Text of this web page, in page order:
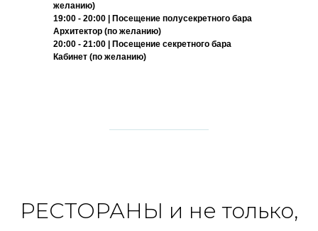
желанию)
19:00 - 20:00 | Посещение полусекретного бара
Архитектор (по желанию)
20:00 - 21:00 | Посещение секретного бара
Кабинет (по желанию)
РЕСТОРАНЫ и не только,